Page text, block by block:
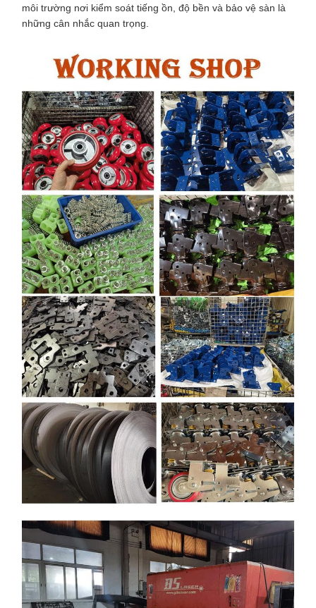
môi trường nơi kiểm soát tiếng ồn, độ bền và bảo vệ sàn là
những cân nhắc quan trọng.